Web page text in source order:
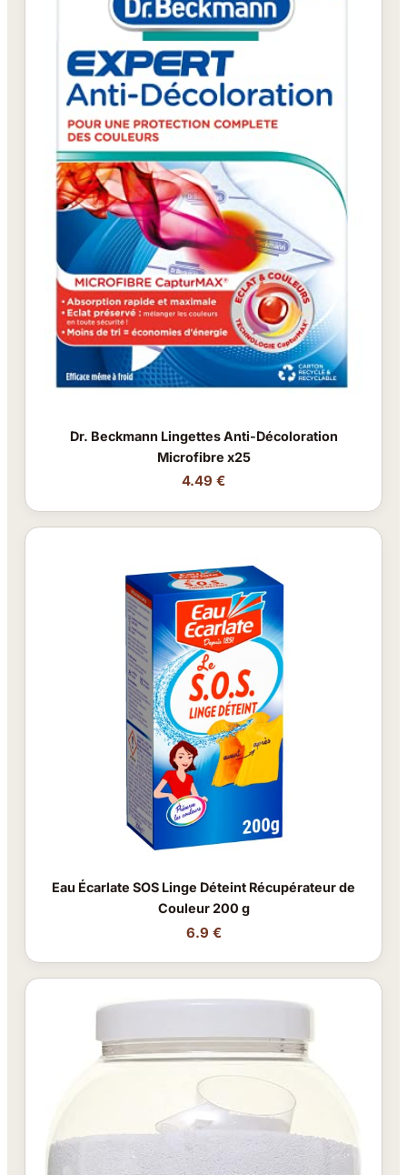
Dr. Beckmann Lingettes Anti-Décoloration
Microfibre x25
4.49 €
Eau Écarlate SOS Linge Déteint Récupérateur de
Couleur 200 g
6.9 €